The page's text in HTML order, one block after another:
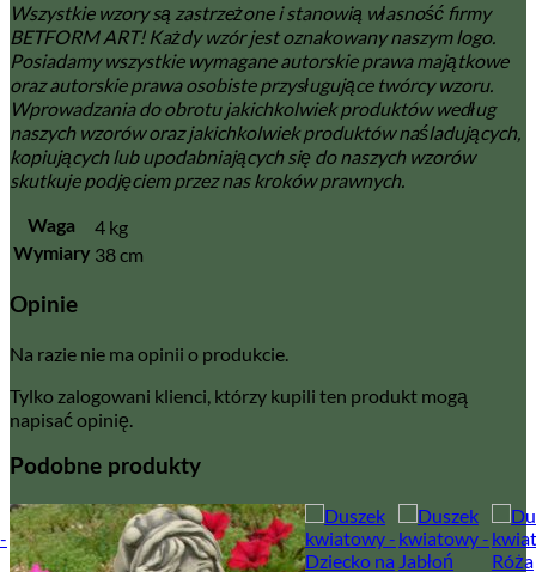
Wszystkie wzory są zastrzeżone i stanowią własność firmy
BETFORM ART! Każdy wzór jest oznakowany naszym logo.
Posiadamy wszystkie wymagane autorskie prawa majątkowe
oraz autorskie prawa osobiste przysługujące twórcy wzoru.
Wprowadzania do obrotu jakichkolwiek produktów według
naszych wzorów oraz jakichkolwiek produktów naśladujących,
kopiujących lub upodabniających się do naszych wzorów
skutkuje podjęciem przez nas kroków prawnych.
Waga 4 kg
Wymiary 38 cm
Opinie
Na razie nie ma opinii o produkcie.
Tylko zalogowani klienci, którzy kupili ten produkt mogą
napisać opinię.
Podobne produkty